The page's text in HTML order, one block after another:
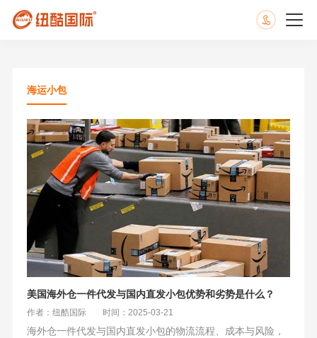
海运小包
美国海外仓一件代发与国内直发小包优势和劣势是什么？
作者：纽酷国际 时间：2025-03-21
海外仓一件代发与国内直发小包的物流流程、成本与风险，